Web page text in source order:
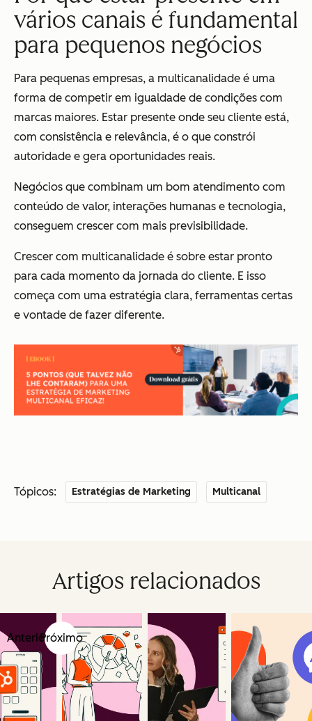
vários canais é fundamental
para pequenos negócios
Para pequenas empresas, a multicanalidade é uma
forma de competir em igualdade de condições com
marcas maiores. Estar presente onde seu cliente está,
com consistência e relevância, é o que constrói
autoridade e gera oportunidades reais.
Negócios que combinam um bom atendimento com
conteúdo de valor, interações humanas e tecnologia,
conseguem crescer com mais previsibilidade.
Crescer com multicanalidade é sobre estar pronto
para cada momento da jornada do cliente. E isso
começa com uma estratégia clara, ferramentas certas
e vontade de fazer diferente.
Tópicos: Estratégias de Marketing Multicanal
Artigos relacionados
AnteriorPróximo